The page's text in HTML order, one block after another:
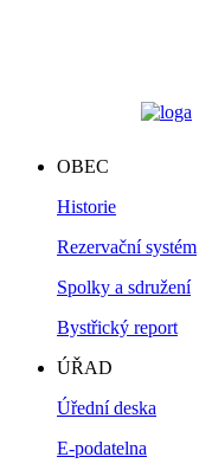
OBEC
Historie
Rezervační systém
Spolky a sdružení
Bystřický report
ÚŘAD
Úřední deska
E-podatelna